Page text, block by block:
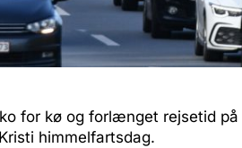
for kø og forlænget rejsetid
himmelfartsdag.